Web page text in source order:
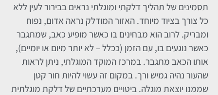
תסמינים של תהליך דלקתי ומוגלתי נראים בבירור לעין ללא
כל צורך בציוד מיוחד. האזור המודלק נראה אדום, נפוח
ומבריק. לרוב הוא מבחינים בו כאשר מופיע כאב, שמתגבר
כאשר נוגעים בו, עם הזמן (ככלל – לא יותר מיום או יומיים),
אותו הכאב מתגבר. במרכז המוקד המוגלתי, ניתן לראות
שהעור נהיה גמיש ורך. במקום זה עשוי להיות חור קטן
שממנו יוצאת מוגלה. ביטויים מערכתיים של דלקת מוגלתית